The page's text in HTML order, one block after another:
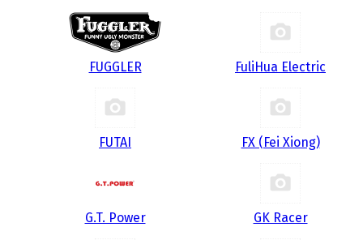
FUGGLER FuliHua Electric
FUTAI FX (Fei Xiong)
G.T. Power GK Racer